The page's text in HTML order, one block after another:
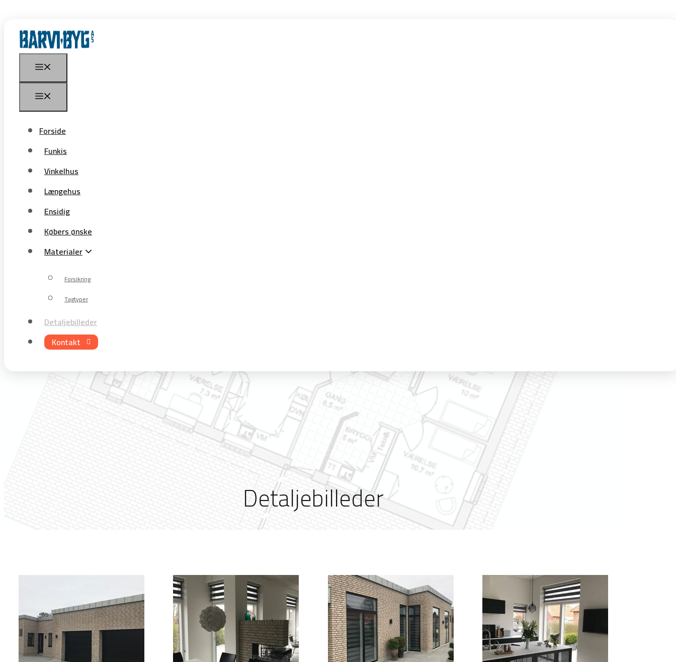
Forside
Funkis
Vinkelhus
Længehus
Ensidig
Købers ønske
Materialer
Forsikring
Tagtyper
Detaljebilleder
Kontakt
Forside
Funkis
Vinkelhus
Længehus
Ensidig
Købers ønske
Materialer
Tagtyper
Detaljebilleder
Kontakt
Detaljebilleder